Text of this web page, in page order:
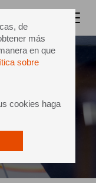
de
más
en que
sobre
cookies haga
y coronas